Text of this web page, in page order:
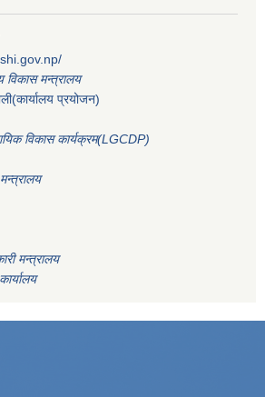
विकास मन्त्रालय
प्रयोजन)
विकास कार्यक्रम(LGCDP)
मन्त्रालय